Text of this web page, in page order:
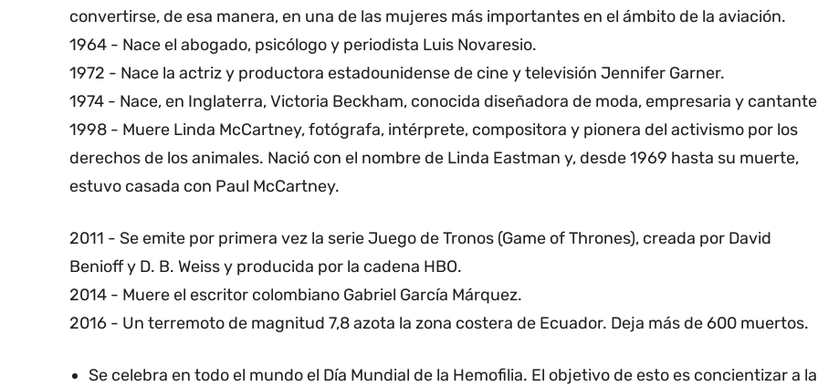
convertirse, de esa manera, en una de las mujeres más importantes en el ámbito de la aviación.
1964 - Nace el abogado, psicólogo y periodista Luis Novaresio.
1972 - Nace la actriz y productora estadounidense de cine y televisión Jennifer Garner.
1974 - Nace, en Inglaterra, Victoria Beckham, conocida diseñadora de moda, empresaria y
1998 - Muere Linda McCartney, fotógrafa, intérprete, compositora y pionera del activismo por los
derechos de los animales. Nació con el nombre de Linda Eastman y, desde 1969 hasta su muerte,
estuvo casada con Paul McCartney.
2011 - Se emite por primera vez la serie Juego de Tronos (Game of Thrones), creada por David
Benioff y D. B. Weiss y producida por la cadena HBO.
2014 - Muere el escritor colombiano Gabriel García Márquez.
2016 - Un terremoto de magnitud 7,8 azota la zona costera de Ecuador. Deja más de 600 muertos.
Se celebra en todo el mundo el Día Mundial de la Hemofilia. El objetivo de esto es concientizar a la